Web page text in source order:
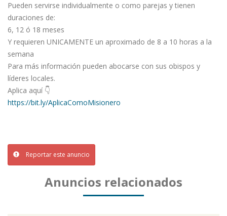
servicio Locales.
Pueden servirse individualmente o como parejas y tienen
duraciones de:
6, 12 ó 18 meses
Y requieren UNICAMENTE un aproximado de 8 a 10 horas a la
semana
Para más información pueden abocarse con sus obispos y
líderes locales.
Aplica aquí 👇
https://bit.ly/AplicaComoMisionero
Reportar este anuncio
Anuncios relacionados